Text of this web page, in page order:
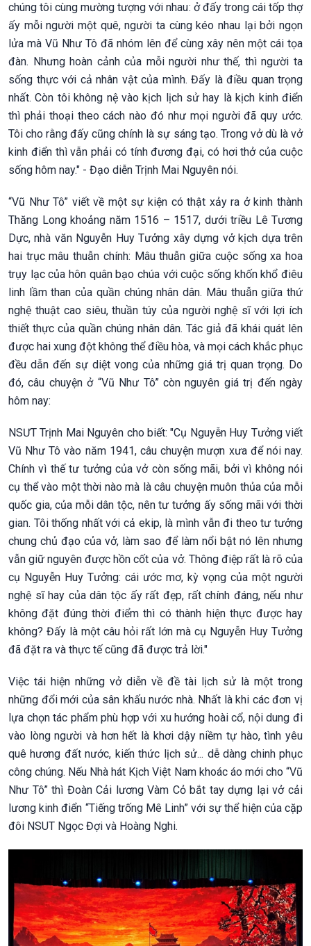
chúng tôi cùng mường tượng với nhau: ở đấy trong cái tốp thợ
ấy mỗi người một quê, người ta cùng kéo nhau lại bởi ngọn
lửa mà Vũ Như Tô đã nhóm lên để cùng xây nên một cái tọa
đàn. Nhưng hoàn cảnh của mỗi người như thế, thì người ta
sống thực với cả nhân vật của mình. Đấy là điều quan trọng
nhất. Còn tôi không nệ vào kịch lịch sử hay là kịch kinh điển
thì phải thoại theo cách nào đó như mọi người đã quy ước.
Tôi cho rằng đấy cũng chính là sự sáng tạo. Trong vở dù là vở
kinh điển thì vẫn phải có tính đương đại, có hơi thở của cuộc
sống hôm nay." - Đạo diễn Trịnh Mai Nguyên nói.
“Vũ Như Tô” viết về một sự kiện có thật xảy ra ở kinh thành
Thăng Long khoảng năm 1516 – 1517, dưới triều Lê Tương
Dực, nhà văn Nguyễn Huy Tưởng xây dựng vở kịch dựa trên
hai trục mâu thuẫn chính: Mâu thuẫn giữa cuộc sống xa hoa
trụy lạc của hôn quân bạo chúa với cuộc sống khốn khổ điêu
linh lầm than của quần chúng nhân dân. Mâu thuẫn giữa thứ
nghệ thuật cao siêu, thuần túy của người nghệ sĩ với lợi ích
thiết thực của quần chúng nhân dân. Tác giả đã khái quát lên
được hai xung đột không thể điều hòa, và mọi cách khắc phục
đều dẫn đến sự diệt vong của những giá trị quan trọng. Do
đó, câu chuyện ở “Vũ Như Tô” còn nguyên giá trị đến ngày
hôm nay:
NSƯT Trịnh Mai Nguyên cho biết: "Cụ Nguyễn Huy Tưởng viết
Vũ Như Tô vào năm 1941, câu chuyện mượn xưa để nói nay.
Chính vì thế tư tưởng của vở còn sống mãi, bởi vì không nói
cụ thể vào một thời nào mà là câu chuyện muôn thủa của mỗi
quốc gia, của mỗi dân tộc, nên tư tưởng ấy sống mãi với thời
gian. Tôi thống nhất với cả ekip, là mình vẫn đi theo tư tưởng
chung chủ đạo của vở, làm sao để làm nổi bật nó lên nhưng
vẫn giữ nguyên được hồn cốt của vở. Thông điệp rất là rõ của
cụ Nguyễn Huy Tưởng: cái ước mơ, kỳ vọng của một người
nghệ sĩ hay của dân tộc ấy rất đẹp, rất chính đáng, nếu như
không đặt đúng thời điểm thì có thành hiện thực được hay
không? Đấy là một câu hỏi rất lớn mà cụ Nguyễn Huy Tưởng
đã đặt ra và thực tế cũng đã được trả lời."
Việc tái hiện những vở diễn về đề tài lịch sử là một trong
những đổi mới của sân khấu nước nhà. Nhất là khi các đơn vị
lựa chọn tác phẩm phù hợp với xu hướng hoài cổ, nội dung đi
vào lòng người và hơn hết là khơi dậy niềm tự hào, tình yêu
quê hương đất nước, kiến thức lịch sử... dễ dàng chinh phục
công chúng. Nếu Nhà hát Kịch Việt Nam khoác áo mới cho “Vũ
Như Tô” thì Đoàn Cải lương Vàm Cỏ bắt tay dựng lại vở cải
lương kinh điển “Tiếng trống Mê Linh” với sự thể hiện của cặp
đôi NSUT Ngọc Đợi và Hoàng Nghi.